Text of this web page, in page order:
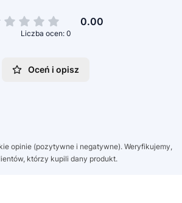
0.00
Liczba ocen: 0
Oceń i opisz
opinie (pozytywne i negatywne). Weryfikujemy,
którzy kupili dany produkt.